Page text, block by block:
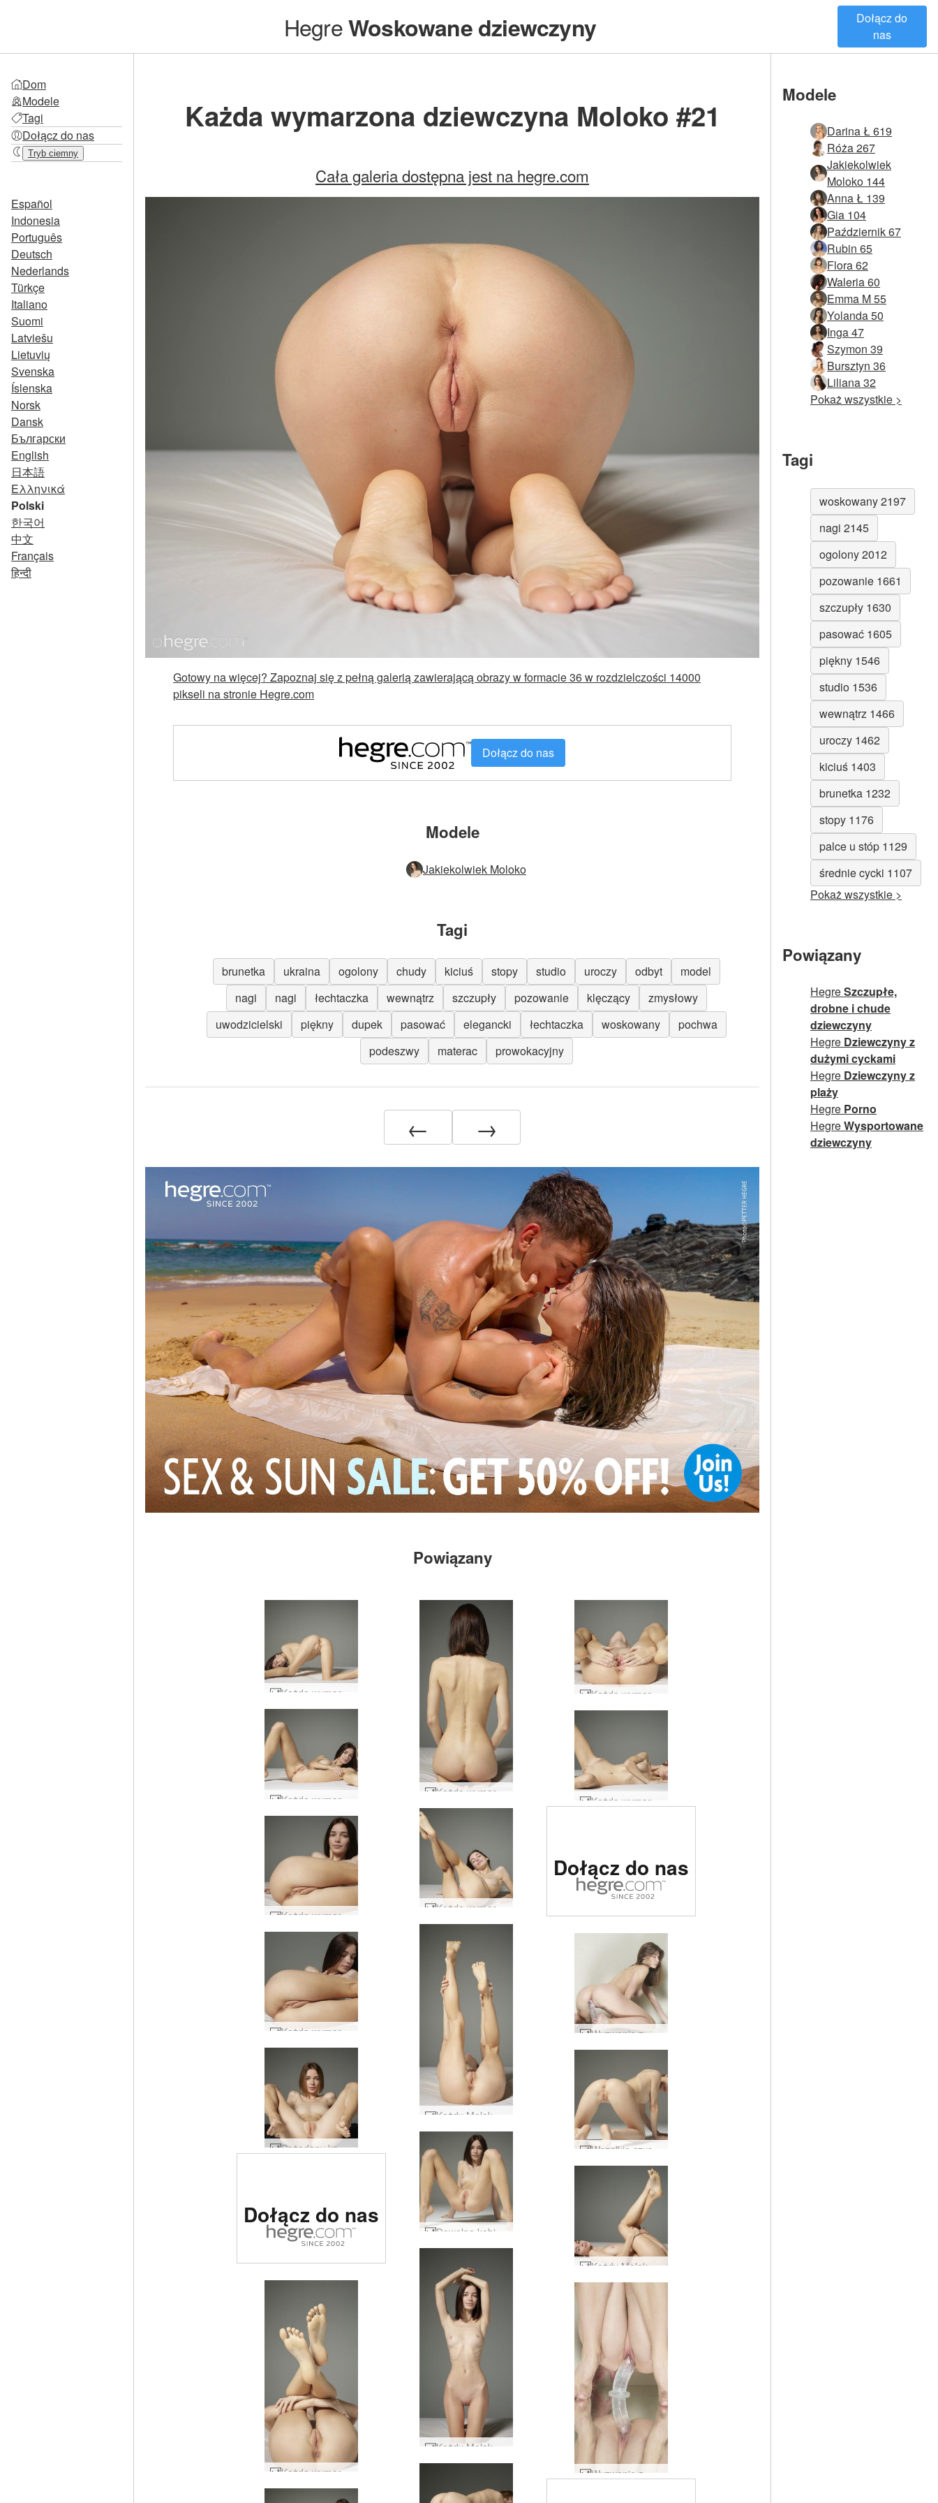
HegreWoskowane dziewczyny
Dołącz do
nas
Dom
Modele
Tagi
Dołącz do nas
Tryb ciemny
Español
Indonesia
Português
Deutsch
Nederlands
Türkçe
Italiano
Suomi
Latviešu
Lietuvių
Svenska
Íslenska
Norsk
Dansk
Български
English
日本語
Ελληνικά
Polski
한국어
中文
Français
हिन्दी
Każda wymarzona dziewczyna Moloko #21
Cała galeria dostępna jest na hegre.com
Gotowy na więcej? Zapoznaj się z pełną galerią zawierającą obrazy w formacie 36 w rozdzielczości 14000
pikseli na stronie Hegre.com
Dołącz do nas
Modele
Jakiekolwiek Moloko
Tagi
brunetka ukraina ogolony chudy kiciuś stopy studio uroczy odbyt
model
nagi
nagi łechtaczka wewnątrz szczupły pozowanie klęczący
zmysłowy
uwodzicielski
piękny dupek pasować elegancki łechtaczka woskowany
pochwa
podeszwy
materac prowokacyjny
← →
Powiązany
Każda wymarzona dziewczyna Moloko #4
Każda wymarzona dziewczyna Moloko #8
nr 1 na świecie
Dołącz do nas
Wyzwanie z wibratorem Anny L #3
Pożądany każdy Moloko #47
nr 1 na świecie
Dołącz do nas
Każdy Moloko idealnie nagi #25
Każda wymarzona dziewczyna Moloko #1
Modele
Darina Ł 619
Róża 267
Jakiekolwiek
Moloko 144
Anna Ł 139
Gia 104
Październik 67
Rubin 65
Flora 62
Waleria 60
Emma M 55
Yolanda 50
Inga 47
Szymon 39
Bursztyn 36
Liliana 32
Pokaż wszystkie >
Tagi
woskowany 2197
nagi 2145
ogolony 2012
pozowanie 1661
szczupły 1630
pasować 1605
piękny 1546
studio 1536
wewnątrz 1466
uroczy 1462
kiciuś 1403
brunetka 1232
stopy 1176
palce u stóp 1129
średnie cycki 1107
Pokaż wszystkie >
Powiązany
HegreSzczupłe,
drobne i chude
dziewczyny
Hegre Dziewczyny z
dużymi cyckami
Hegre Dziewczyny z
plaży
Hegre Porno
HegreWysportowane
dziewczyny